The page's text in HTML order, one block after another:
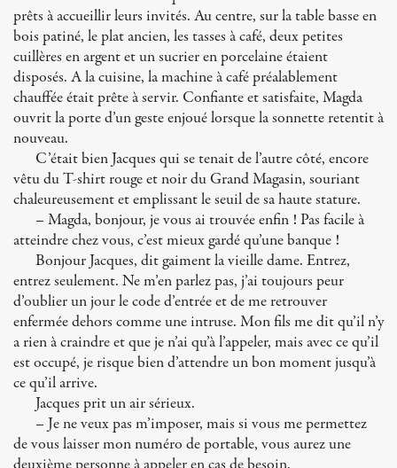
prêts à accueillir leurs invités. Au centre, sur la table basse en
bois patiné, le plat ancien, les tasses à café, deux petites
cuillères en argent et un sucrier en porcelaine étaient
disposés. A la cuisine, la machine à café préalablement
chauffée était prête à servir. Confiante et satisfaite, Magda
ouvrit la porte d’un geste enjoué lorsque la sonnette retentit à
nouveau.
C’était bien Jacques qui se tenait de l’autre côté, encore
vêtu du T-shirt rouge et noir du Grand Magasin, souriant
chaleureusement et emplissant le seuil de sa haute stature.
– Magda, bonjour, je vous ai trouvée enfin ! Pas facile à
atteindre chez vous, c’est mieux gardé qu’une banque !
Bonjour Jacques, dit gaiment la vieille dame. Entrez,
entrez seulement. Ne m’en parlez pas, j’ai toujours peur
d’oublier un jour le code d’entrée et de me retrouver
enfermée dehors comme une intruse. Mon fils me dit qu’il n’y
a rien à craindre et que je n’ai qu’à l’appeler, mais avec ce qu’il
est occupé, je risque bien d’attendre un bon moment jusqu’à
ce qu’il arrive.
Jacques prit un air sérieux.
– Je ne veux pas m’imposer, mais si vous me permettez
de vous laisser mon numéro de portable, vous aurez une